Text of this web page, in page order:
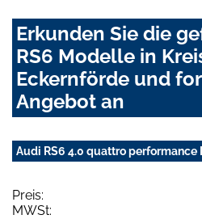
Erkunden Sie die
RS6 Modelle in
Eckernförde und
Angebot an
Audi RS6 4.0 quattro performance
Preis:
MWSt: